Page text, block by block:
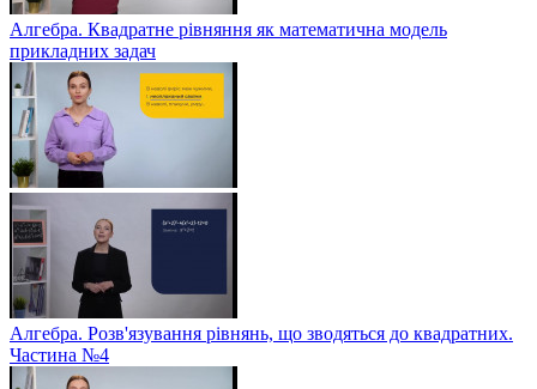
Алгебра. Квадратне рівняння як математична модель
прикладних задач
Алгебра. Розв'язування рівнянь, що зводяться до квадратних.
Частина №4